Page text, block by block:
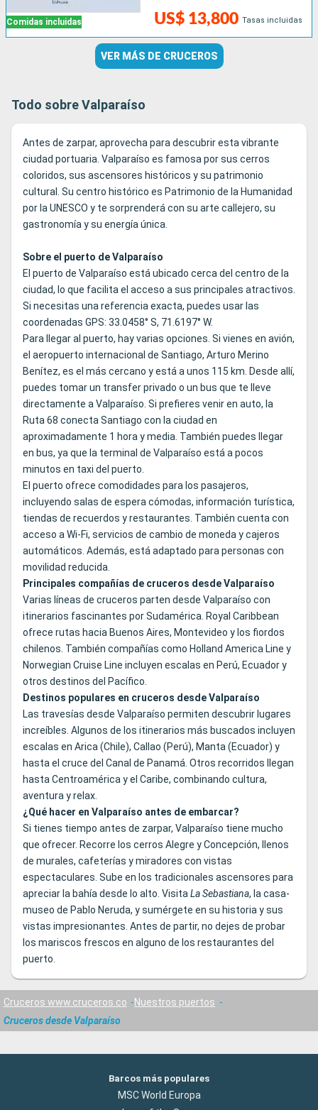
Comidas incluidas US$ 13,800 Tasas incluidas
VER MÁS DE CRUCEROS
Todo sobre Valparaíso
Antes de zarpar, aprovecha para descubrir esta vibrante
ciudad portuaria. Valparaíso es famosa por sus cerros
coloridos, sus ascensores históricos y su patrimonio
cultural. Su centro histórico es Patrimonio de la Humanidad
por la UNESCO y te sorprenderá con su arte callejero, su
gastronomía y su energía única.
Sobre el puerto de Valparaíso
El puerto de Valparaíso está ubicado cerca del centro de la
ciudad, lo que facilita el acceso a sus principales atractivos.
Si necesitas una referencia exacta, puedes usar las
coordenadas GPS: 33.0458° S, 71.6197° W.
Para llegar al puerto, hay varias opciones. Si vienes en avión,
el aeropuerto internacional de Santiago, Arturo Merino
Benítez, es el más cercano y está a unos 115 km. Desde allí,
puedes tomar un transfer privado o un bus que te lleve
directamente a Valparaíso. Si prefieres venir en auto, la
Ruta 68 conecta Santiago con la ciudad en
aproximadamente 1 hora y media. También puedes llegar
en bus, ya que la terminal de Valparaíso está a pocos
minutos en taxi del puerto.
El puerto ofrece comodidades para los pasajeros,
incluyendo salas de espera cómodas, información turística,
tiendas de recuerdos y restaurantes. También cuenta con
acceso a Wi-Fi, servicios de cambio de moneda y cajeros
automáticos. Además, está adaptado para personas con
movilidad reducida.
Principales compañías de cruceros desde Valparaíso
Varias líneas de cruceros parten desde Valparaíso con
itinerarios fascinantes por Sudamérica. Royal Caribbean
ofrece rutas hacia Buenos Aires, Montevideo y los fiordos
chilenos. También compañías como Holland America Line y
Norwegian Cruise Line incluyen escalas en Perú, Ecuador y
otros destinos del Pacífico.
Destinos populares en cruceros desde Valparaíso
Las travesías desde Valparaíso permiten descubrir lugares
increíbles. Algunos de los itinerarios más buscados incluyen
escalas en Arica (Chile), Callao (Perú), Manta (Ecuador) y
hasta el cruce del Canal de Panamá. Otros recorridos llegan
hasta Centroamérica y el Caribe, combinando cultura,
aventura y relax.
¿Qué hacer en Valparaíso antes de embarcar?
Si tienes tiempo antes de zarpar, Valparaíso tiene mucho
que ofrecer. Recorre los cerros Alegre y Concepción, llenos
de murales, cafeterías y miradores con vistas
espectaculares. Sube en los tradicionales ascensores para
apreciar la bahía desde lo alto. VisitaLa Sebastiana, la casa-
museo de Pablo Neruda, y sumérgete en su historia y sus
vistas impresionantes. Antes de partir, no dejes de probar
los mariscos frescos en alguno de los restaurantes del
puerto.
Cruceros www.cruceros.co
Nuestros puertos
Cruceros desde Valparaíso
Barcos más populares
MSC World Europa